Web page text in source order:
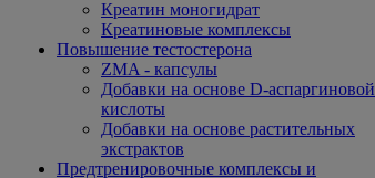
Креатин моногидрат
Креатиновые комплексы
Повышение тестостерона
ZMA - капсулы
Добавки на основе D-аспаргиновой
кислоты
Добавки на основе растительных
экстрактов
Предтренировочные комплексы и